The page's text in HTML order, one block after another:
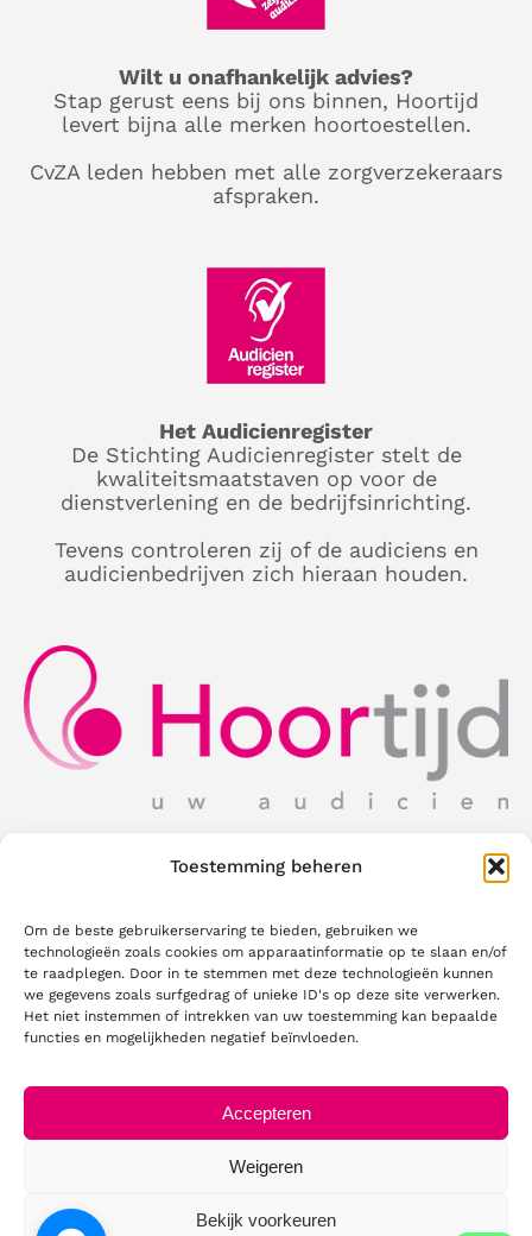
Toestemming beheren
Om de beste gebruikerservaring te bieden, gebruiken we
technologieën zoals cookies om apparaatinformatie op te slaan en/of
te raadplegen. Door in te stemmen met deze technologieën kunnen
we gegevens zoals surfgedrag of unieke ID's op deze site verwerken.
Het niet instemmen of intrekken van uw toestemming kan bepaalde
functies en mogelijkheden negatief beïnvloeden.
Accepteren
Weigeren
Bekijk voorkeuren
Wilt u onafhankelijk advies?
Stap gerust eens bij ons binnen, Hoortijd
levert bijna alle merken hoortoestellen.
CvZA leden hebben met alle zorgverzekeraars
afspraken.
Het Audicienregister
De Stichting Audicienregister stelt de
kwaliteitsmaatstaven op voor de
dienstverlening en de bedrijfsinrichting.
Tevens controleren zij of de audiciens en
audicienbedrijven zich hieraan houden.
Schrijf in voor onze nieuwsbrief!
Ontvang als eerste nieuws over Hoortijd,
rechtstreeks in uw mailbox.
Uw e-mailadres
© 2026 - 2026 • Privacyverklaring• All Rights Reserved